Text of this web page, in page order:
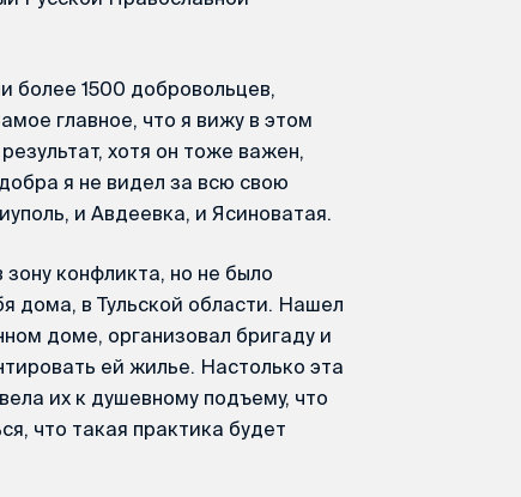
более 1500 добровольцев,
главное, что я вижу в этом
хотя он тоже важен,
я не видел за всю свою
и Авдеевка, и Ясиноватая.
конфликта, но не было
дома, в Тульской области. Нашел
доме, организовал бригаду и
ей жилье. Настолько эта
их к душевному подъему, что
что такая практика будет